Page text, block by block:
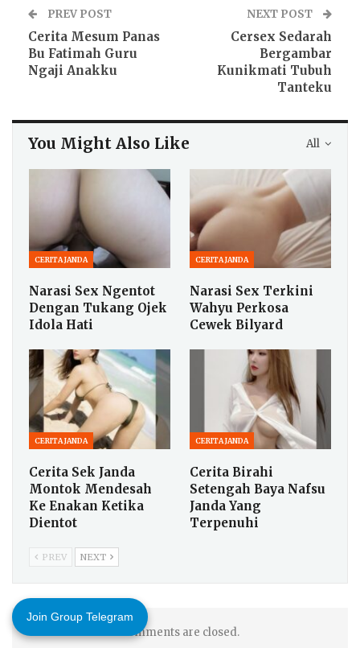
PREV POST
Cerita Mesum Panas
Bu Fatimah Guru
Ngaji Anakku
NEXT POST
Cersex Sedarah
Bergambar
Kunikmati Tubuh
Tanteku
All
You Might Also Like
CERITA JANDA
Narasi Sex Ngentot
Dengan Tukang Ojek
Idola Hati
CERITA JANDA
Narasi Sex Terkini
Wahyu Perkosa
Cewek Bilyard
CERITA JANDA
Cerita Sek Janda
Montok Mendesah
Ke Enakan Ketika
Dientot
CERITA JANDA
Cerita Birahi
Setengah Baya Nafsu
Janda Yang
Terpenuhi
PREV NEXT
Comments are closed.
Join Group Telegram